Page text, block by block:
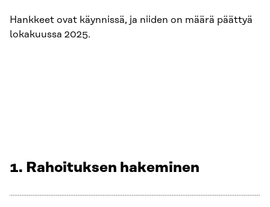
Hankkeet ovat käynnissä, ja niiden on määrä päättyä
lokakuussa 2025.
1. Rahoituksen hakeminen